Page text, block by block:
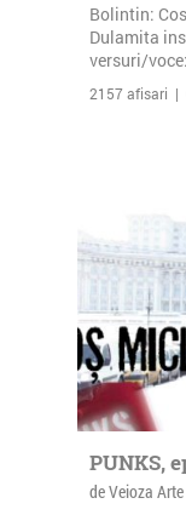
Bolintin:
Dulamita
versuri/
2157 afisari |
PUNKS,
de Veioza Arte